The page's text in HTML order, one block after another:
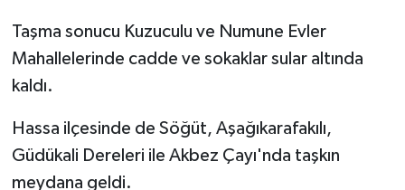
Taşma sonucu Kuzuculu ve Numune Evler
Mahallelerinde cadde ve sokaklar sular altında
kaldı.
Hassa ilçesinde de Söğüt, Aşağıkarafakılı,
Güdükali Dereleri ile Akbez Çayı'nda taşkın
meydana geldi.